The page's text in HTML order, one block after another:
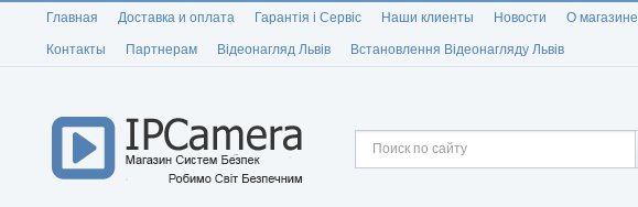
Главная Доставка и оплата Гарантія і Сервіс Наши клиенты Новости О магазине
Контакты Партнерам Відеонагляд Львів Встановлення Відеонагляду Львів